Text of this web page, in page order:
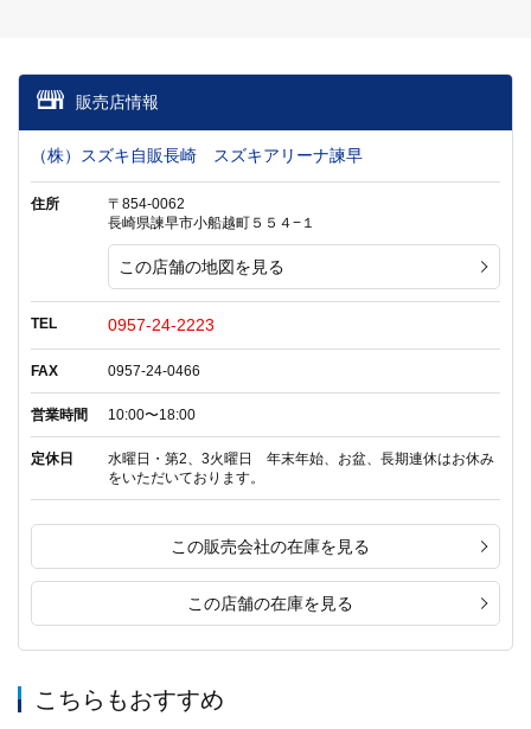
販売店情報
（株）スズキ自販長崎 スズキアリーナ諫早
住所
〒854-0062
長崎県諫早市小船越町５５４−１
この店舗の地図を見る
TEL 0957-24-2223
FAX 0957-24-0466
営業時間 10:00〜18:00
定休日
水曜日・第2、3火曜日 年末年始、お盆、長期連休はお休み
をいただいております。
この販売会社の在庫を見る
この店舗の在庫を見る
こちらもおすすめ